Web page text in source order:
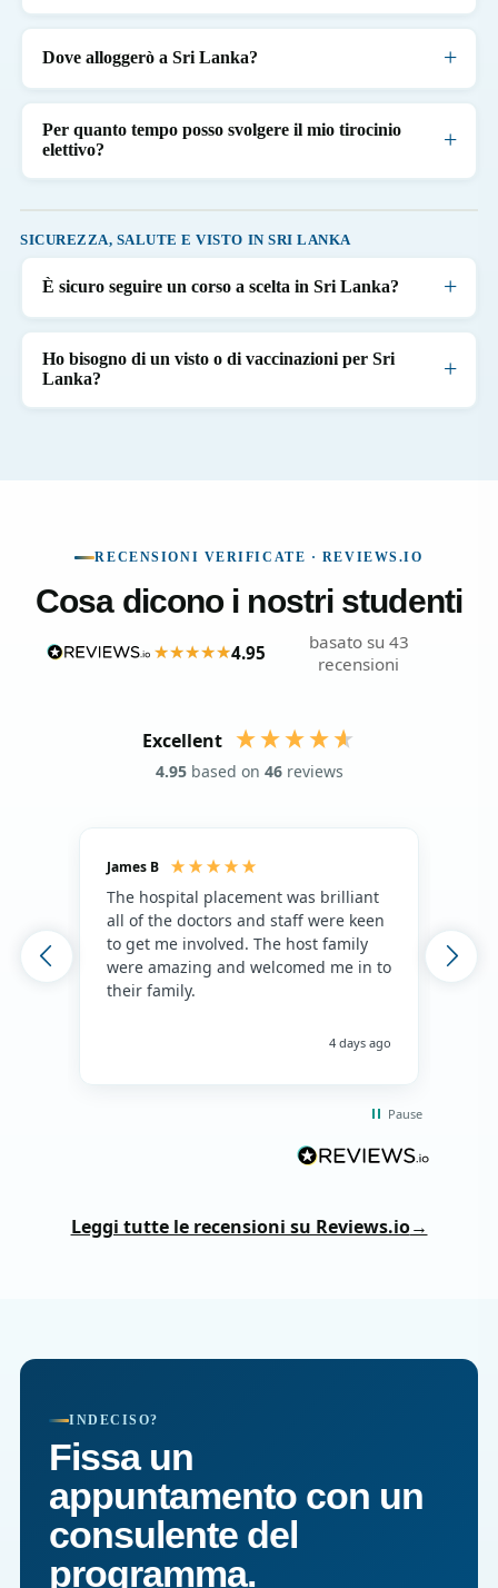
Dove alloggerò a Sri Lanka?
Per quanto tempo posso svolgere il mio tirocinio
elettivo?
SICUREZZA, SALUTE E VISTO IN SRI LANKA
È sicuro seguire un corso a scelta in Sri Lanka?
Ho bisogno di un visto o di vaccinazioni per Sri
Lanka?
RECENSIONI VERIFICATE · REVIEWS.IO
Cosa dicono i nostri studenti
4.95
basato su 43
recensioni
Excellent
4.95 based on 46 reviews
James B
The hospital placement was brilliant
all of the doctors and staff were keen
to get me involved. The host family
were amazing and welcomed me in to
their family.
4 days ago
Pause
Leggi tutte le recensioni su Reviews.io→
INDECISO?
Fissa un
appuntamento con un
consulente del
programma.